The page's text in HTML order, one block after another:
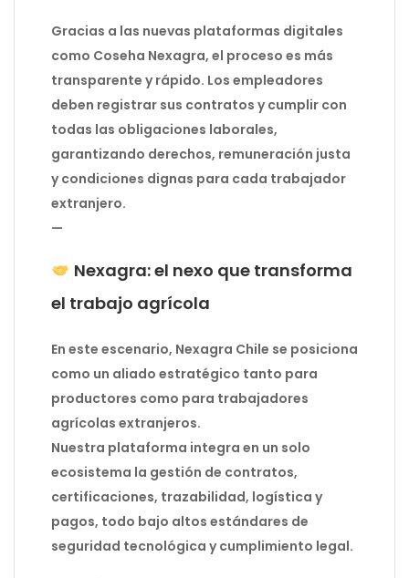
Gracias a las nuevas plataformas digitales
como Coseha Nexagra, el proceso es más
transparente y rápido. Los empleadores
deben registrar sus contratos y cumplir con
todas las obligaciones laborales,
garantizando derechos, remuneración justa
y condiciones dignas para cada trabajador
extranjero.
—
Nexagra: el nexo que transforma
el trabajo agrícola
En este escenario, Nexagra Chile se posiciona
como un aliado estratégico tanto para
productores como para trabajadores
agrícolas extranjeros.
Nuestra plataforma integra en un solo
ecosistema la gestión de contratos,
certificaciones, trazabilidad, logística y
pagos, todo bajo altos estándares de
seguridad tecnológica y cumplimiento legal.